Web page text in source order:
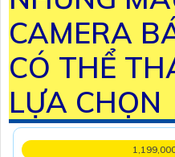
CAMERA
CÓ THỂ
LỰA CHỌN